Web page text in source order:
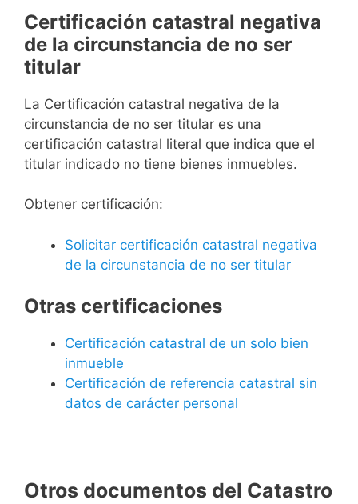
Certificación catastral negativa
de la circunstancia de no ser
titular
La Certificación catastral negativa de la
circunstancia de no ser titular es una
certificación catastral literal que indica que el
titular indicado no tiene bienes inmuebles.
Obtener certificación:
Solicitar certificación catastral negativa
de la circunstancia de no ser titular
Otras certificaciones
Certificación catastral de un solo bien
inmueble
Certificación de referencia catastral sin
datos de carácter personal
Otros documentos del Catastro